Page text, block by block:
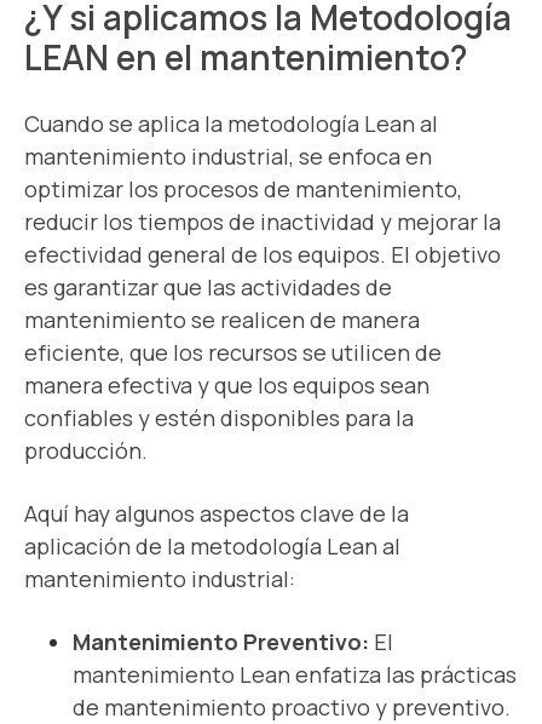
¿Y si aplicamos la Metodología
LEAN en el mantenimiento?
Cuando se aplica la metodología Lean al
mantenimiento industrial, se enfoca en
optimizar los procesos de mantenimiento,
reducir los tiempos de inactividad y mejorar la
efectividad general de los equipos. El objetivo
es garantizar que las actividades de
mantenimiento se realicen de manera
eficiente, que los recursos se utilicen de
manera efectiva y que los equipos sean
confiables y estén disponibles para la
producción.
Aquí hay algunos aspectos clave de la
aplicación de la metodología Lean al
mantenimiento industrial:
Mantenimiento Preventivo: El
mantenimiento Lean enfatiza las prácticas
de mantenimiento proactivo y preventivo.